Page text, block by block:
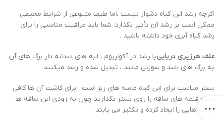
اگرچه رشد این گیاه دشوار نیست ،اما طیف متنوعی از شرایط محیطی
ممکن است بر رشد آن تأثیر بگذارد. شما باید مراقبت مناسبی را برای
رشد گیاه آبزی خود داشته باشید .
علف هرز پری دریاییبا رشد در آکواریوم ، لبه های دندانه دار برگ های آن
به برگ های بلند و سوزنی مانند ، تبدیل شده و رشد میکنند.
بستر مناسب برای این گیاه ماسه های ریز است . برای کاشت آن ها کافی
است قلمه های ساقه را روی بستر بگذارید چون به زودی این ساقه ها
ریشه هایی را ایجاد کرده و تکثیر می یابند .